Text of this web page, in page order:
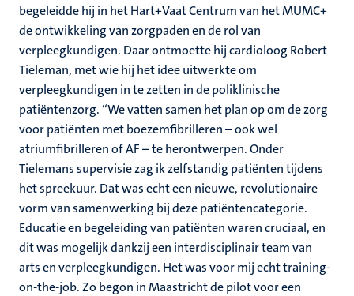
begeleidde hij in het Hart+Vaat Centrum van het MUMC+
de ontwikkeling van zorgpaden en de rol van
verpleegkundigen. Daar ontmoette hij cardioloog Robert
Tieleman, met wie hij het idee uitwerkte om
verpleegkundigen in te zetten in de poliklinische
patiëntenzorg. “We vatten samen het plan op om de zorg
voor patiënten met boezemfibrilleren – ook wel
atriumfibrilleren of AF – te herontwerpen. Onder
Tielemans supervisie zag ik zelfstandig patiënten tijdens
het spreekuur. Dat was echt een nieuwe, revolutionaire
vorm van samenwerking bij deze patiëntencategorie.
Educatie en begeleiding van patiënten waren cruciaal, en
dit was mogelijk dankzij een interdisciplinair team van
arts en verpleegkundigen. Het was voor mij echt training-
on-the-job. Zo begon in Maastricht de pilot voor een